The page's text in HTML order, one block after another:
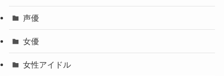
声優
女優
女性アイドル